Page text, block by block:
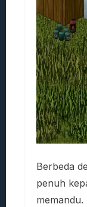
Berbeda
penuh